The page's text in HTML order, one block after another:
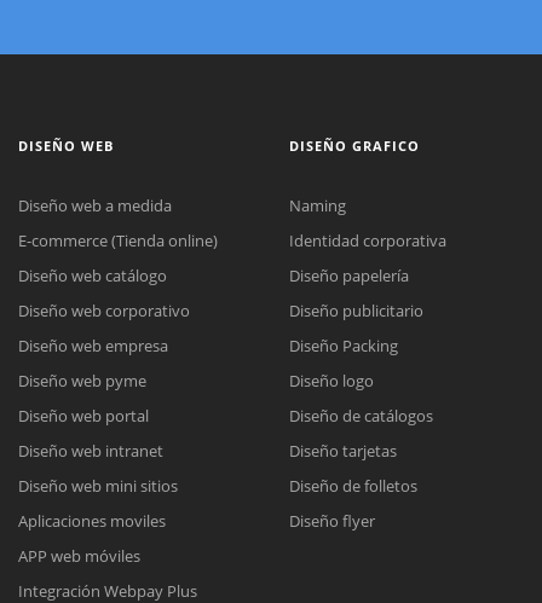
DISEÑO WEB
Diseño web a medida
E-commerce (Tienda online)
Diseño web catálogo
Diseño web corporativo
Diseño web empresa
Diseño web pyme
Diseño web portal
Diseño web intranet
Diseño web mini sitios
Aplicaciones moviles
APP web móviles
Integración Webpay Plus
DISEÑO GRAFICO
Naming
Identidad corporativa
Diseño papelería
Diseño publicitario
Diseño Packing
Diseño logo
Diseño de catálogos
Diseño tarjetas
Diseño de folletos
Diseño flyer